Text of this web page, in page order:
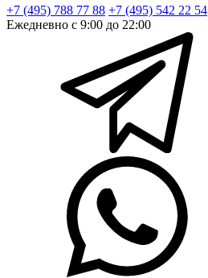
+7 (495) 788 77 88 +7 (495) 542 22 54
Ежедневно с 9:00 до 22:00